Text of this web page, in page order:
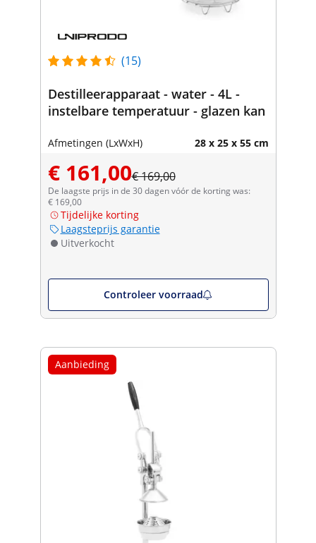
(15)
Destilleerapparaat - water - 4L -
instelbare temperatuur - glazen kan
Afmetingen (LxWxH) 28 x 25 x 55 cm
€ 161,00€ 169,00
De laagste prijs in de 30 dagen vóór de korting was:
€ 169,00
Tijdelijke korting
Laagsteprijs garantie
Uitverkocht
Controleer voorraad
Aanbieding